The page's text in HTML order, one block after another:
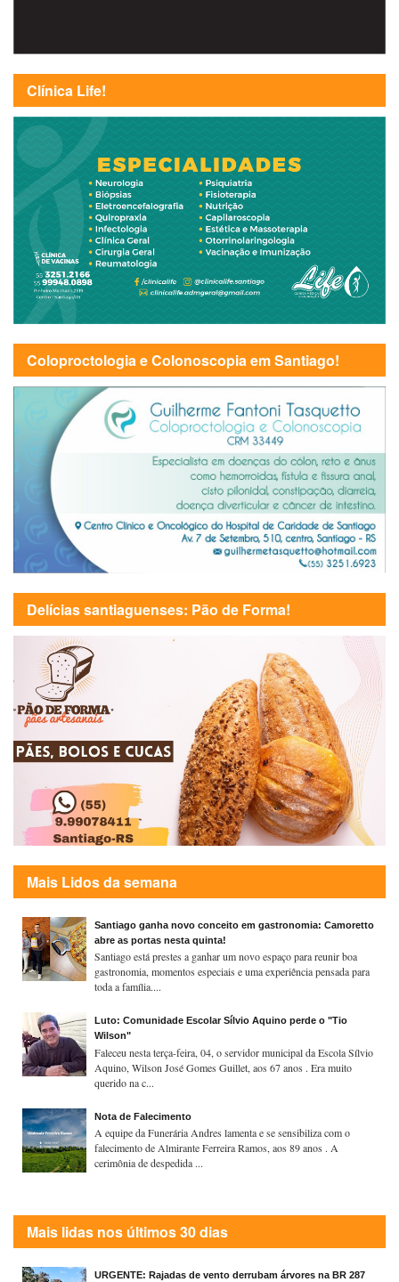
Clínica Life!
Coloproctologia e Colonoscopia em Santiago!
Delícias santiaguenses: Pão de Forma!
Mais Lidos da semana
Santiago ganha novo conceito em gastronomia: Camoretto
abre as portas nesta quinta!
Santiago está prestes a ganhar um novo espaço para reunir boa
gastronomia, momentos especiais e uma experiência pensada para
toda a família....
Luto: Comunidade Escolar Sílvio Aquino perde o "Tio
Wilson"
Faleceu nesta terça-feira, 04, o servidor municipal da Escola Sílvio
Aquino, Wilson José Gomes Guillet, aos 67 anos . Era muito
querido na c...
Nota de Falecimento
A equipe da Funerária Andres lamenta e se sensibiliza com o
falecimento de Almirante Ferreira Ramos, aos 89 anos . A
cerimônia de despedida ...
Mais lidas nos últimos 30 dias
URGENTE: Rajadas de vento derrubam árvores na BR 287